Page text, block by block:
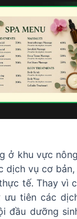
ở khu vực
dịch vụ cơ
tế. Thay vì
tiên các
đầu dưỡng